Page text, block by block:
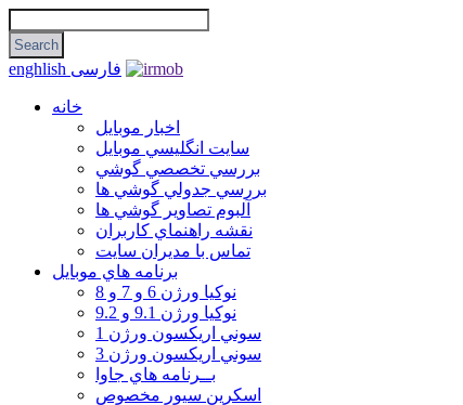
enghlish فارسی
خانه
اخبار موبایل
سايت انگليسي موبايل
بررسي تخصصي گوشي
بررسي جدولي گوشي ها
آلبوم تصاوير گوشي ها
نقشه راهنماي كاربران
تماس با مديران سايت
برنامه هاي موبايل
نوکیا ورژن 6 و 7 و 8
نوکیا ورژن 9.1 و 9.2
سوني اريكسون ورژن 1
سوني اريكسون ورژن 3
بــرنامه هاي جاوا
اسكرين سيور مخصوص